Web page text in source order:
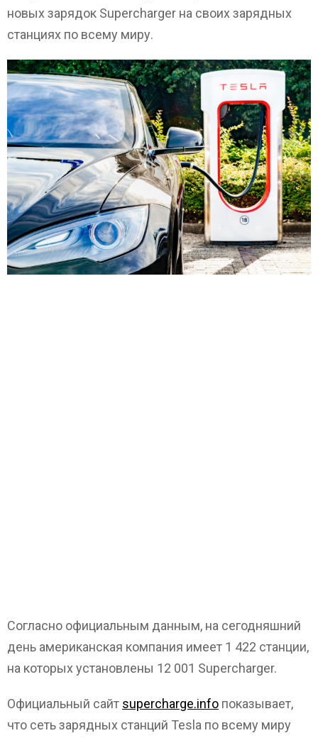
новых зарядок Supercharger на своих зарядных
станциях по всему миру.
Согласно официальным данным, на сегодняшний
день американская компания имеет 1 422 станции,
на которых установлены 12 001 Supercharger.
Официальный сайт supercharge.info показывает,
что сеть зарядных станций Tesla по всему миру